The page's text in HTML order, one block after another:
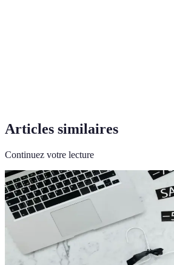
Articles similaires
Continuez votre lecture